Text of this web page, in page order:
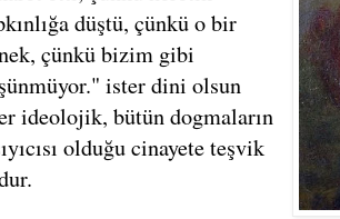
düştü, çünkü o bir
çünkü bizim gibi
ister dini olsun
ideolojik, bütün dogmaların
olduğu cinayete teşvik